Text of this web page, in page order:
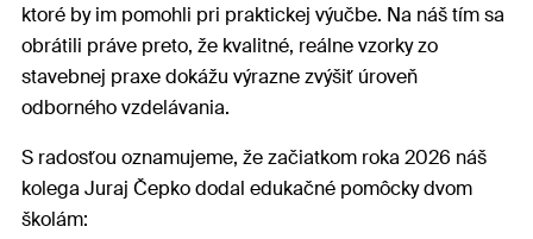
ktoré by im pomohli pri praktickej výučbe. Na náš tím sa
obrátili práve preto, že kvalitné, reálne vzorky zo
stavebnej praxe dokážu výrazne zvýšiť úroveň
odborného vzdelávania.
S radosťou oznamujeme, že začiatkom roka 2026 náš
kolega Juraj Čepko dodal edukačné pomôcky dvom
školám: